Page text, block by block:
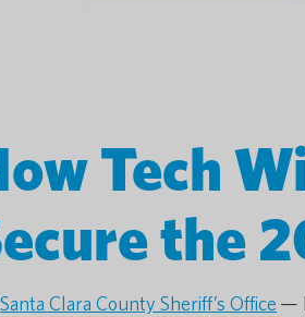
Tech
the
Santa Clara County Sheriff’s Office —